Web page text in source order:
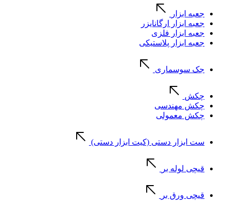
جعبه ابزار
جعبه ابزار ارگانایزر
جعبه ابزار فلزی
جعبه ابزار پلاستیکی
جک سوسماری
چکش
چکش مهندسی
چکش معمولی
ست ابزار دستی (کیت ابزار دستی)
قیچی لوله بر
قیچی ورق بر